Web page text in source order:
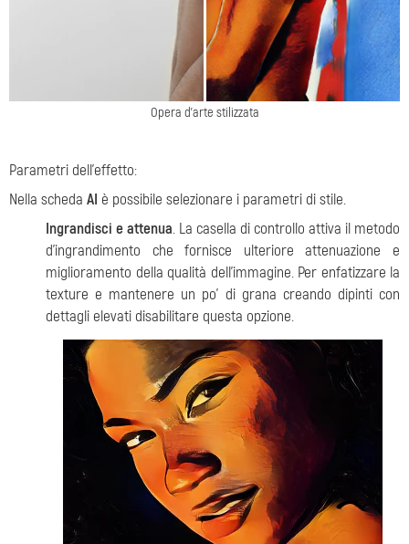
Opera d'arte stilizzata
Parametri dell'effetto:
Nella scheda AI è possibile selezionare i parametri di stile.
Ingrandisci e attenua. La casella di controllo attiva il metodo
d'ingrandimento che fornisce ulteriore attenuazione e
miglioramento della qualità dell'immagine. Per enfatizzare la
texture e mantenere un po' di grana creando dipinti con
dettagli elevati disabilitare questa opzione.